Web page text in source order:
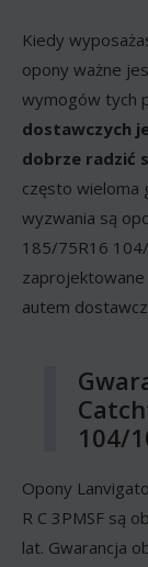
Kiedy
opony ważne
wymogów tych
dostawczych
dobrze radzić
często wieloma
wyzwania są
185/75R16
autem
104/
Opony
R C 3PMSF są
lat. Gwarancja